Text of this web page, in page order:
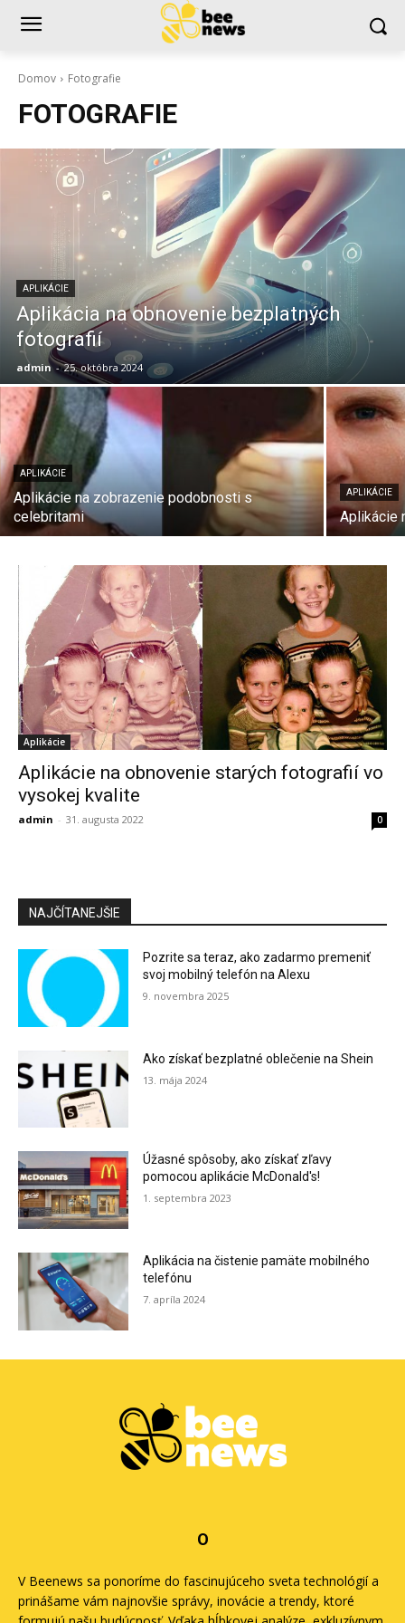
Domov Fotografie
FOTOGRAFIE
APLIKÁCIE
Aplikácia na obnovenie bezplatných
fotografií
admin - 25. októbra 2024
APLIKÁCIE
Aplikácie na zobrazenie podobnosti s
celebritami
APLIKÁCIE
Aplikácie
Aplikácie
Aplikácie na obnovenie starých fotografií vo
vysokej kvalite
admin - 31. augusta 2022 0
NAJČÍTANEJŠIE
Pozrite sa teraz, ako zadarmo premeniť
svoj mobilný telefón na Alexu
9. novembra 2025
Ako získať bezplatné oblečenie na Shein
13. mája 2024
Úžasné spôsoby, ako získať zľavy
pomocou aplikácie McDonald's!
1. septembra 2023
Aplikácia na čistenie pamäte mobilného
telefónu
7. apríla 2024
O
V Beenews sa ponoríme do fascinujúceho sveta technológií a
prinášame vám najnovšie správy, inovácie a trendy, ktoré